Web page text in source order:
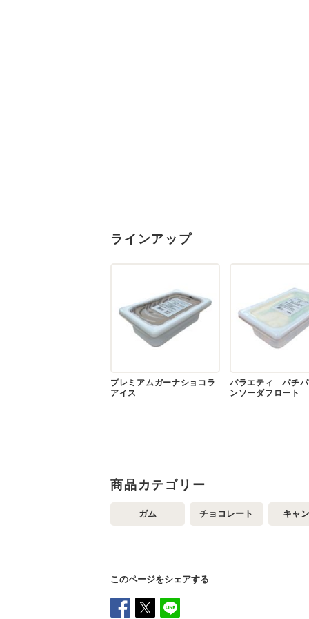
ラインアップ
プレミアムガーナショコラ
アイス
バラエティ パチパ
ンソーダフロート
商品カテゴリー
ガム チョコレート キャ
このページをシェアする